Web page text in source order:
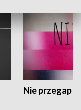
Nie przegap